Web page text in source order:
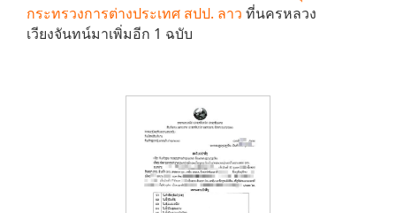
กระทรวงการต่างประเทศ สปป. ลาว ที่นครหลวง
เวียงจันทน์มาเพิ่มอีก 1 ฉบับ